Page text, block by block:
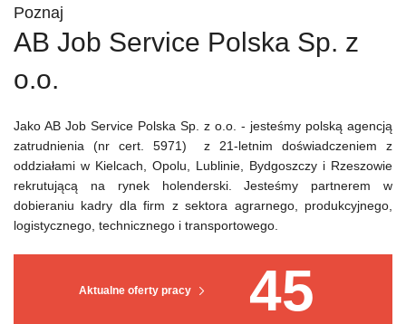
Poznaj
AB Job Service Polska Sp. z
o.o.
Aktualne oferty pracy 45
Jako AB Job Service Polska Sp. z o.o. - jesteśmy polską agencją
zatrudnienia (nr cert. 5971) z 21-letnim doświadczeniem z
oddziałami w Kielcach, Opolu, Lublinie, Bydgoszczy i Rzeszowie
rekrutującą na rynek holenderski. Jesteśmy partnerem w
dobieraniu kadry dla firm z sektora agrarnego, produkcyjnego,
logistycznego, technicznego i transportowego.